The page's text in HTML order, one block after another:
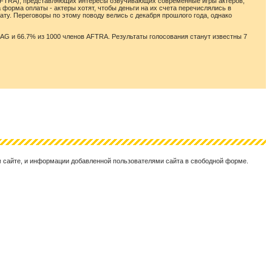
оплаты - актеры хотят, чтобы деньги на их счета перечислялись в
Переговоры по этому поводу велись с декабря прошлого года, однако
и 66.7% из 1000 членов AFTRA. Результаты голосования станут известны 7
и информации добавленной пользователями сайта в свободной форме.